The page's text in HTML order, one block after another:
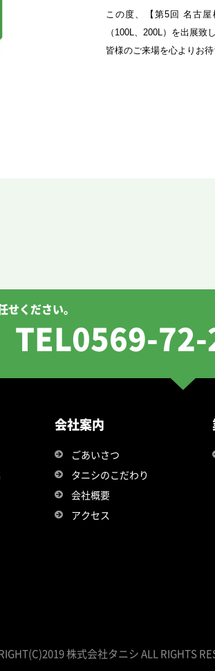
この度、【第5回 名古屋
（ 100L、 200L）を出展致
皆様のご来場を心よりお待
ください。
会社案内
ごあいさつ
タニシのこだわり
会社概要
アクセス
株式会社タニシ ALL RIGHTS